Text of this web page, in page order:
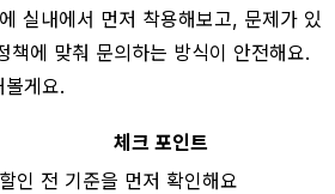
실내에서 먼저 착용해보고, 문제가 있
책에 맞춰 문의하는 방식이 안전해요.
게요.
체크 포인트
할인 전 기준을 먼저 확인해요